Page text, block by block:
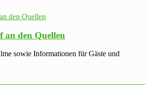
an den Quellen
sowie Informationen für Gäste und